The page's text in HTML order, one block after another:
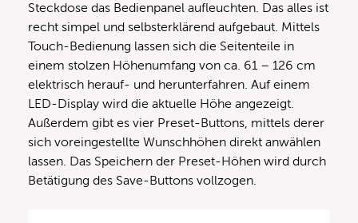
Steckdose das Bedienpanel aufleuchten. Das alles ist
recht simpel und selbsterklärend aufgebaut. Mittels
Touch-Bedienung lassen sich die Seitenteile in
einem stolzen Höhenumfang von ca. 61 – 126 cm
elektrisch herauf- und herunterfahren. Auf einem
LED-Display wird die aktuelle Höhe angezeigt.
Außerdem gibt es vier Preset-Buttons, mittels derer
sich voreingestellte Wunschhöhen direkt anwählen
lassen. Das Speichern der Preset-Höhen wird durch
Betätigung des Save-Buttons vollzogen.